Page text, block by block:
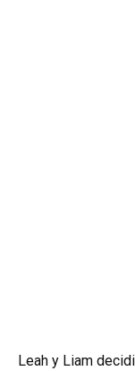
Leah y Liam